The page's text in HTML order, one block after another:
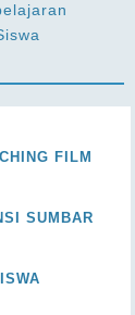
FILM
SUMBAR